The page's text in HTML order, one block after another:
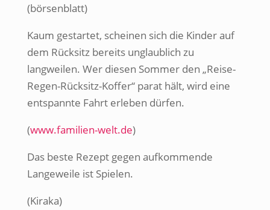
(börsenblatt)
Kaum gestartet, scheinen sich die Kinder auf
dem Rücksitz bereits unglaublich zu
langweilen. Wer diesen Sommer den „Reise-
Regen-Rücksitz-Koffer“ parat hält, wird eine
entspannte Fahrt erleben dürfen.
(www.familien-welt.de)
Das beste Rezept gegen aufkommende
Langeweile ist Spielen.
(Kiraka)